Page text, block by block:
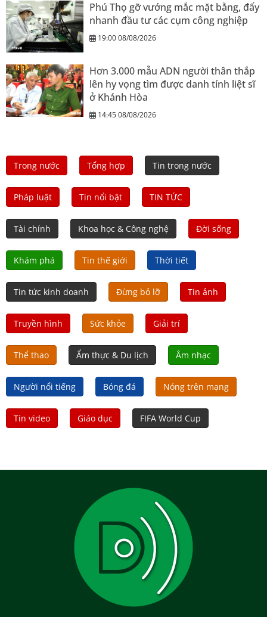
Phú Thọ gỡ vướng mắc mặt bằng, đẩy
nhanh đầu tư các cụm công nghiệp
19:00 08/08/2026
Hơn 3.000 mẫu ADN người thân thắp
lên hy vọng tìm được danh tính liệt sĩ
ở Khánh Hòa
14:45 08/08/2026
Trong nước Tổng hợp Tin trong nước
Pháp luật Tin nổi bật TIN TỨC
Tài chính Khoa học & Công nghệ Đời sống
Khám phá Tin thế giới Thời tiết
Tin tức kinh doanh Đừng bỏ lỡ Tin ảnh
Truyền hình Sức khỏe Giải trí
Thể thao Ẩm thực & Du lịch Âm nhạc
Người nổi tiếng Bóng đá Nóng trên mạng
Tin video Giáo dục FIFA World Cup